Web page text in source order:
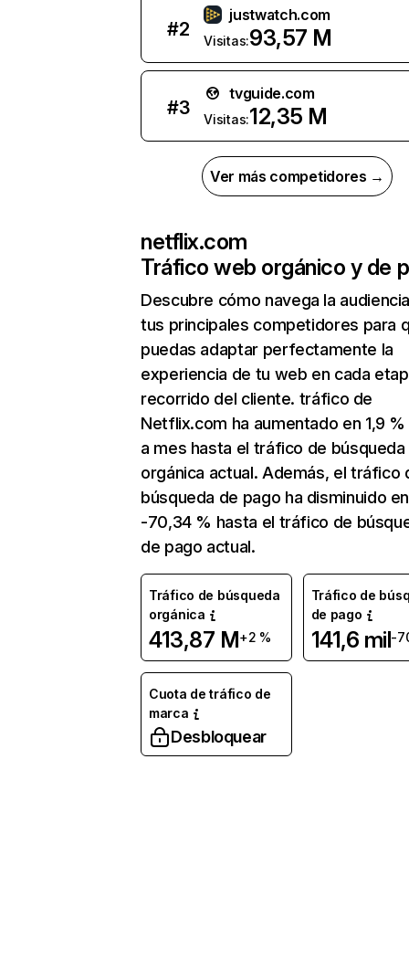
#2
justwatch.com
Visitas:93,57 M
#3
tvguide.com
Visitas:12,35 M
Ver más competidores →
netflix.com
Tráfico web orgánico y de
Descubre cómo navega la
tus principales competidores para
puedas adaptar perfectamente la
experiencia de tu web en cada
recorrido del cliente. tráfico de
Netflix.com ha aumentado en 1,9
a mes hasta el tráfico de búsqueda
orgánica actual. Además, el tráfico
búsqueda de pago ha disminuido en
-70,34 % hasta el tráfico de
de pago actual.
Tráfico de búsqueda
orgánica
413,87 M+2 %
Tráfico de
de pago
141,6 mil-
Cuota de tráfico de
marca
Desbloquear